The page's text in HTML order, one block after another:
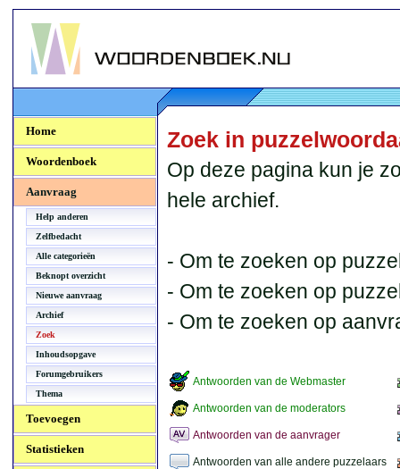
Woordenboek.NU
Home
Woordenboek
Aanvraag
Help anderen
Zelfbedacht
Alle categorieën
Beknopt overzicht
Nieuwe aanvraag
Archief
Zoek
Inhoudsopgave
Forumgebruikers
Thema
Toevoegen
Statistieken
Zoek in
Op deze pagina kun je
hele archief.
- Om te zoeken op
- Om te zoeken op
- Om te zoeken op
Antwoorden van de Webmaster
Antwoorden van de moderators
Antwoorden van de aanvrager
Antwoorden van alle andere puzzelaars